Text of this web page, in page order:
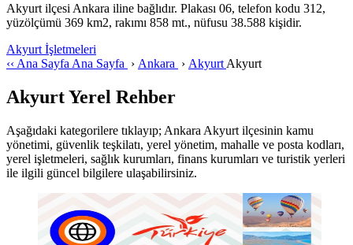
Akyurt ilçesi Ankara iline bağlıdır. Plakası 06, telefon kodu 312,
yüzölçümü 369 km2, rakımı 858 mt., nüfusu 38.588 kişidir.
Akyurt İşletmeleri
‹‹ Ana Sayfa Ana Sayfa › Ankara › Akyurt Akyurt
Akyurt Yerel Rehber
Aşağıdaki kategorilere tıklayıp; Ankara Akyurt ilçesinin kamu
yönetimi, güvenlik teşkilatı, yerel yönetim, mahalle ve posta kodları,
yerel işletmeleri, sağlık kurumları, finans kurumları ve turistik yerleri
ile ilgili güncel bilgilere ulaşabilirsiniz.